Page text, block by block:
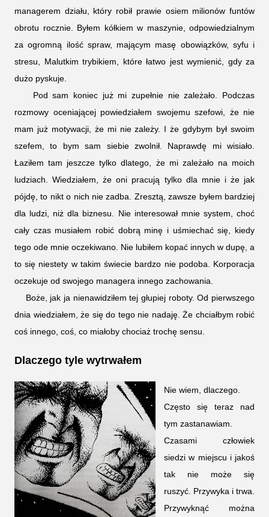
managerem działu, który robił prawie osiem milionów funtów
obrotu rocznie. Byłem kółkiem w maszynie, odpowiedzialnym
za ogromną ilość spraw, mającym masę obowiązków, syfu i
stresu, Malutkim trybikiem, które łatwo jest wymienić, gdy za
dużo pyskuje.
Pod sam koniec już mi zupełnie nie zależało. Podczas
rozmowy oceniającej powiedziałem swojemu szefowi, że nie
mam już motywacji, że mi nie zależy. I że gdybym był swoim
szefem, to bym sam siebie zwolnił. Naprawdę mi wisiało.
Łaziłem tam jeszcze tylko dlatego, że mi zależało na moich
ludziach. Wiedziałem, że oni pracują tylko dla mnie i że jak
pójdę, to nikt o nich nie zadba. Zresztą, zawsze byłem bardziej
dla ludzi, niż dla biznesu. Nie interesował mnie system, choć
cały czas musiałem robić dobrą minę i uśmiechać się, kiedy
tego ode mnie oczekiwano. Nie lubiłem kopać innych w dupę, a
to się niestety w takim świecie bardzo nie podoba. Korporacja
oczekuje od swojego managera innego zachowania.
Boże, jak ja nienawidziłem tej głupiej roboty. Od pierwszego
dnia wiedziałem, że się do tego nie nadaję. Że chciałbym robić
coś innego, coś, co miałoby chociaż trochę sensu.
Dlaczego tyle wytrwałem
Nie wiem, dlaczego.
Często się teraz nad
tym zastanawiam.
Czasami człowiek
siedzi w miejscu i jakoś
tak nie może się
ruszyć. Przywyka i trwa.
Przywyknąć można